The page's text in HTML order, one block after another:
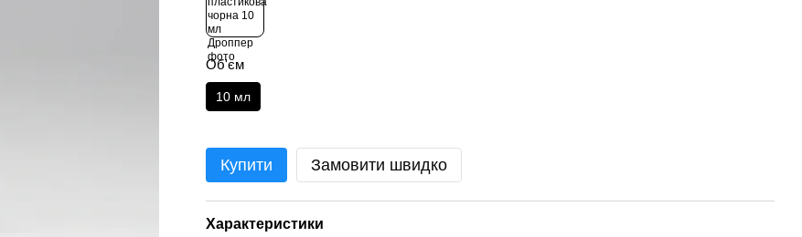
Об'єм
10 мл
Купити Замовити швидко
Характеристики